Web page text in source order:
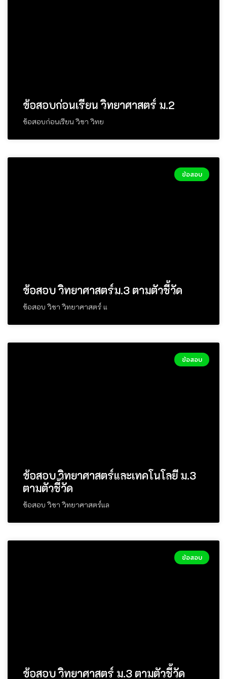
ข้อสอบก่อนเรียน วิทยาศาสตร์ ม.2
ข้อสอบก่อนเรียน วิชา วิทย
ข้อสอบ
ข้อสอบ วิทยาศาสตร์ม.3 ตามตัวชี้วัด
ข้อสอบ วิชา วิทยาศาสตร์ แ
ข้อสอบ
ข้อสอบ วิทยาศาสตร์และเทคโนโลยี ม.3
ตามตัวชี้วัด
ข้อสอบ วิชา วิทยาศาสตร์แล
ข้อสอบ
ข้อสอบ วิทยาศาสตร์ ม.3 ตามตัวชี้วัด